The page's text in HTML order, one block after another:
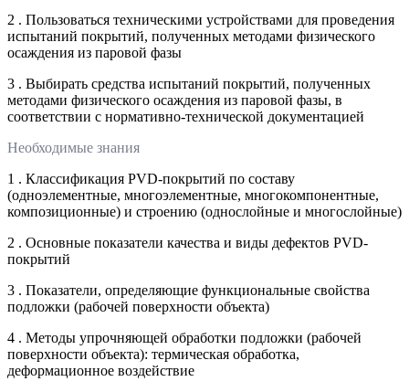
2 . Пользоваться техническими устройствами для проведения
испытаний покрытий, полученных методами физического
осаждения из паровой фазы
3 . Выбирать средства испытаний покрытий, полученных
методами физического осаждения из паровой фазы, в
соответствии с нормативно-технической документацией
Необходимые знания
1 . Классификация PVD-покрытий по составу
(одноэлементные, многоэлементные, многокомпонентные,
композиционные) и строению (однослойные и многослойные)
2 . Основные показатели качества и виды дефектов PVD-
покрытий
3 . Показатели, определяющие функциональные свойства
подложки (рабочей поверхности объекта)
4 . Методы упрочняющей обработки подложки (рабочей
поверхности объекта): термическая обработка,
деформационное воздействие